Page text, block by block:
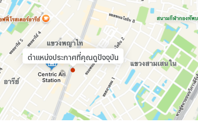
ตำแหน่งประกาศที่คุณดูปัจจุบัน